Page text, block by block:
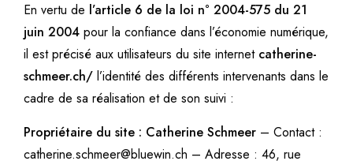
En vertu de l’article 6 de la loi n° 2004-575 du 21
juin 2004 pour la confiance dans l’économie numérique,
il est précisé aux utilisateurs du site internet catherine-
schmeer.ch/ l’identité des différents intervenants dans le
cadre de sa réalisation et de son suivi :
Propriétaire du site : Catherine Schmeer – Contact :
catherine.schmeer@bluewin.ch – Adresse : 46, rue